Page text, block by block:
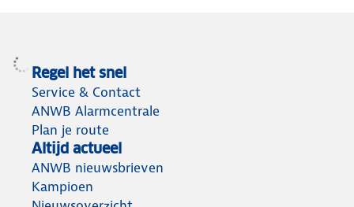
Regel het snel
Service & Contact
ANWB Alarmcentrale
Plan je route
Altijd actueel
ANWB nieuwsbrieven
Kampioen